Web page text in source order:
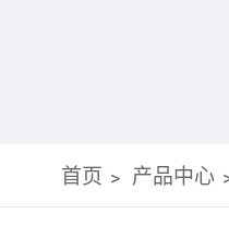
首页 产品中心